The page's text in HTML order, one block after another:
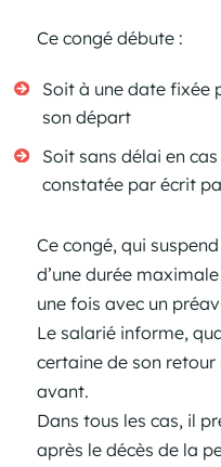
Ce congé débute :
Soit à une date fixée
son départ
Soit sans délai en
constatée par écrit
Ce congé, qui
d’une durée
une fois avec un
Le salarié informe,
certaine de son
avant.
Dans tous les cas, il
après le décès de la